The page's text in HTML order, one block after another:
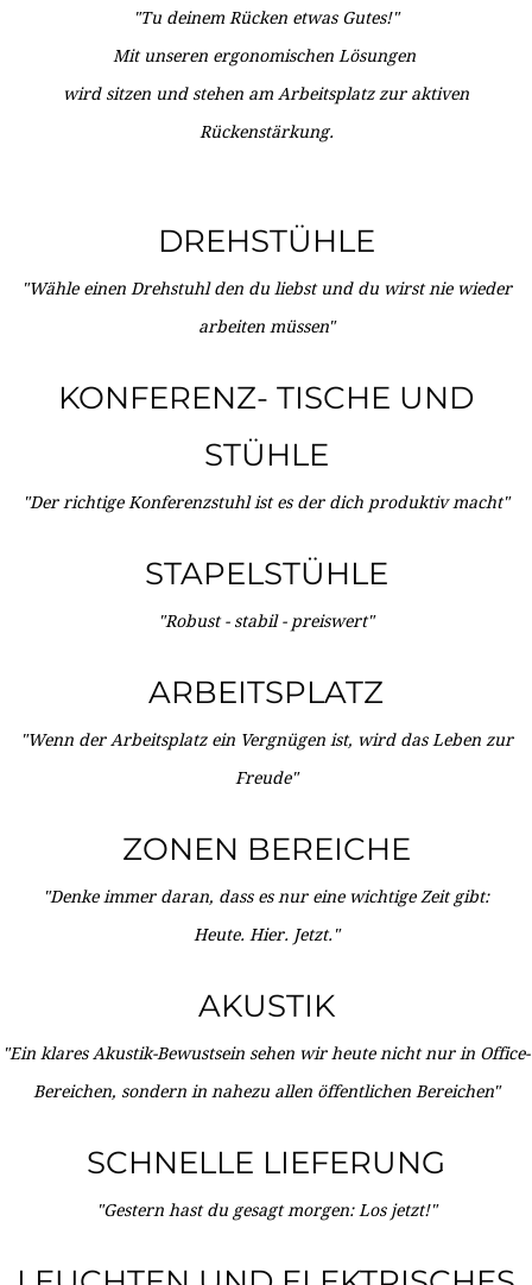
"Tu deinem Rücken etwas Gutes!"
Mit unseren ergonomischen Lösungen
wird sitzen und stehen am Arbeitsplatz zur aktiven
Rückenstärkung.
DREHSTÜHLE
"Wähle einen Drehstuhl den du liebst und du wirst nie wieder
arbeiten müssen"
KONFERENZ- TISCHE UND
STÜHLE
"Der richtige Konferenzstuhl ist es der dich produktiv macht"
STAPELSTÜHLE
"Robust - stabil - preiswert"
ARBEITSPLATZ
"Wenn der Arbeitsplatz ein Vergnügen ist, wird das Leben zur
Freude"
ZONEN BEREICHE
"Denke immer daran, dass es nur eine wichtige Zeit gibt:
Heute. Hier. Jetzt."
AKUSTIK
"Ein klares Akustik-Bewustsein sehen wir heute nicht nur in Office-
Bereichen, sondern in nahezu allen öffentlichen Bereichen"
SCHNELLE LIEFERUNG
"Gestern hast du gesagt morgen: Los jetzt!"